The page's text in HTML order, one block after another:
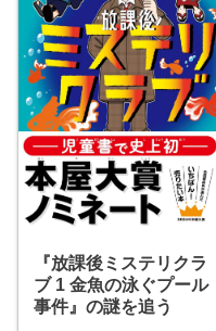
『放課後ミステリクラ
ブ 1 金魚の泳ぐプール
事件』の謎を追う